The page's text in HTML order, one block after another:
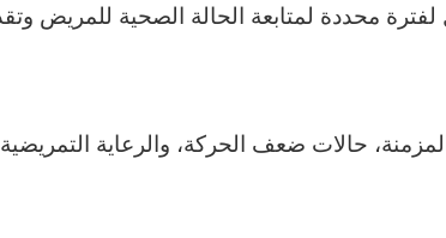
محددة لمتابعة الحالة الصحية للمريض
حالات ضعف الحركة، والرعاية